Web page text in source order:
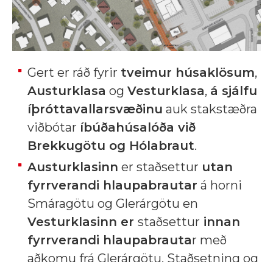
Gert er ráð fyrir tveimur húsaklösum,
Austurklasa og Vesturklasa, á sjálfu
íþróttavallarsvæðinu auk stakstæðra
viðbótar íbúðahúsalóða við
Brekkugötu og Hólabraut.
Austurklasinn er staðsettur utan
fyrrverandi hlaupabrautar á horni
Smáragötu og Glerárgötu en
Vesturklasinn er staðsettur innan
fyrrverandi hlaupabrautar með
aðkomu frá Glerárgötu. Staðsetning og